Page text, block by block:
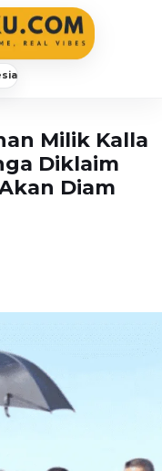
Milik Kalla
Diklaim
Diam